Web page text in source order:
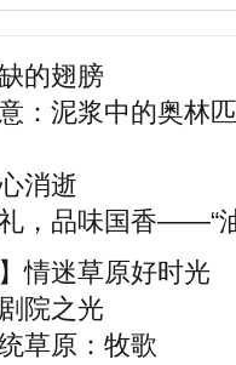
的翅膀
：泥浆中的奥林
消逝
，品味国香——“
影大赛 正式开赛
】情迷草原好时光
院之光
草原：牧歌